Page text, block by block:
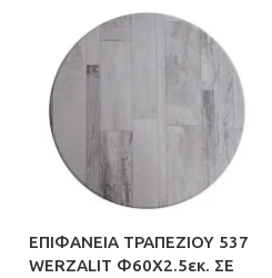
ΕΠΙΦΑΝΕΙΑ ΤΡΑΠΕΖΙΟΥ 537
WERZALIT Φ60Χ2.5εκ. ΣΕ